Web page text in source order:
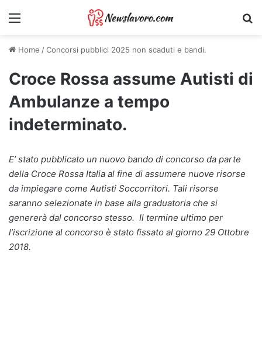
Menu
Home /Concorsi pubblici 2025 non scaduti e bandi.
Croce Rossa assume Autisti di
Ambulanze a tempo
indeterminato.
E’ stato pubblicato un nuovo bando di concorso da parte
della Croce Rossa Italia al fine di assumere nuove risorse
da impiegare come Autisti Soccorritori. Tali risorse
saranno selezionate in base alla graduatoria che si
genererà dal concorso stesso. Il termine ultimo per
l’iscrizione al concorso è stato fissato al giorno 29 Ottobre
2018.